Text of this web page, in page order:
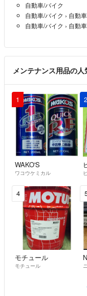
自動車/バイク
自動車/バイク › 自動車
自動車/バイク › 自動車
メンテナンス用品の
1
WAKO'S
ワコウケミカル
2
4
モチュール
モチュール